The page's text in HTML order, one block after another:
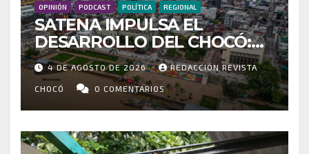
OPINIÓN PODCAST POLÍTICA REGIONAL
SATENA IMPULSA EL
DESARROLLO DEL CHOCÓ:
MÁS DE 35 MIL PASAJEROS
MOVILIZADOS Y NUEVAS
RUTAS FORTALECEN LA
CONECTIVIDAD
4 DE AGOSTO DE 2026 REDACCIÓN REVISTA
CHOCÓ 0 COMENTARIOS